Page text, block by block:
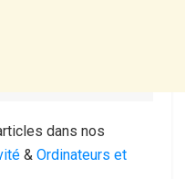
dans nos
& Ordinateurs et